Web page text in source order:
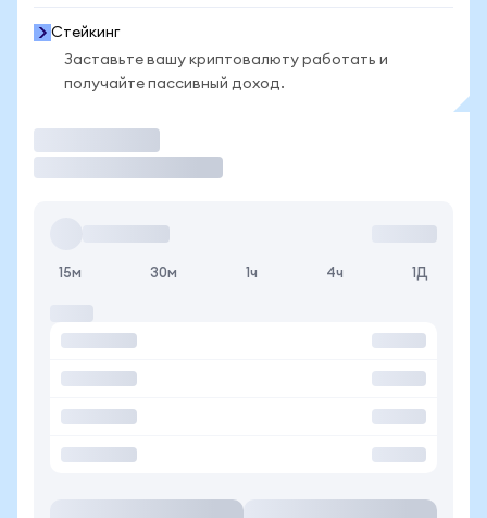
Стейкинг
Заставьте вашу криптовалюту работать и
получайте пассивный доход.
15м 30м 1ч 4ч 1Д